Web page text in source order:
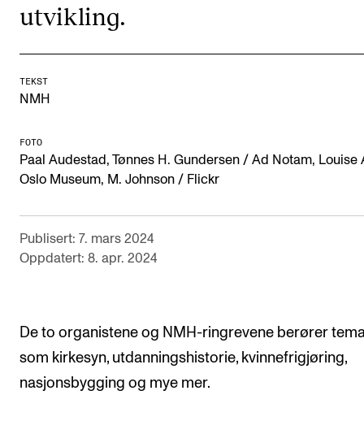
For ph.d.-programmet i musikkforskning
KONSERTER OG ARRANGEMENTER
Arrangementer for ansatte
Gjennomføre konserter og arrangementer
Konsertopptak
Aktuelle saker
Organisering av NMH
utvikling.
TEKST
NMH
FOTO
Paal Audestad, Tønnes H. Gundersen / Ad Notam, Louise
Oslo Museum, M. Johnson / Flickr
Publisert: 7. mars 2024
Oppdatert: 8. apr. 2024
De to organistene og NMH-ringrevene berører
som kirkesyn, utdanningshistorie, kvinnefrigjøring,
nasjonsbygging og mye mer.